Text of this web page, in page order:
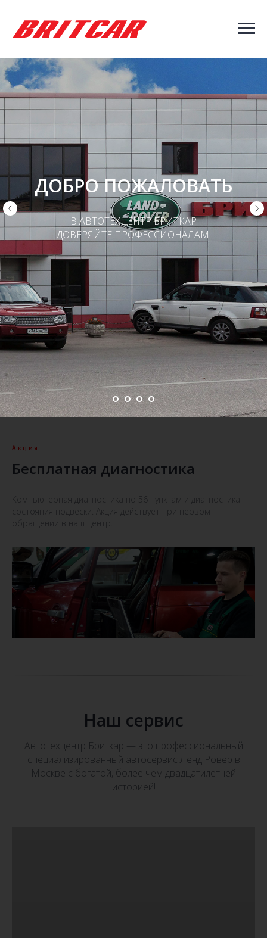
ДОБРО ПОЖАЛОВАТЬ
В АВТОТЕХЦЕНТР БРИТКАР
ДОВЕРЯЙТЕ ПРОФЕССИОНАЛАМ!
Акция
Бесплатная диагностика
Компьютерная диагностика по 56 пунктам и диагностика
состояния подвески. Акция действует при первом
обращении в наш центр.
Наш сервис
Автотехцентр Бриткар — это профессиональный
специализированный автосервис Ленд Ровер в
Москве с богатой, более чем двадцатилетней
историей!